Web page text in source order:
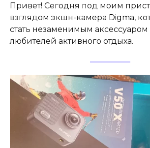
Привет! Сегодня под моим
взглядом экшн-камера Digma,
стать незаменимым аксессуаром
любителей активного отдыха.